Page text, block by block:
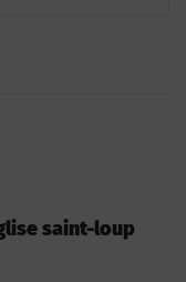
saint-loup